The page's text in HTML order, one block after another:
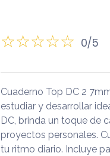
0/5
Cuaderno Top DC 2
estudiar y desarrollar
DC, brinda un toque de
proyectos personales.
tu ritmo diario. Incluye